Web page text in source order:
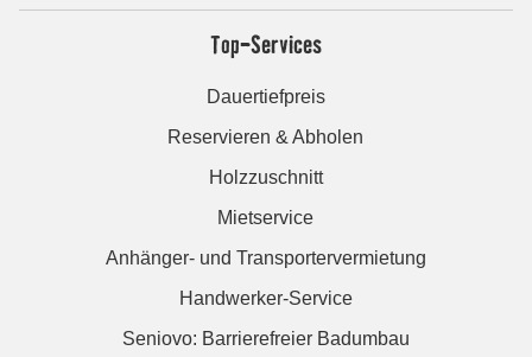
Top-Services
Dauertiefpreis
Reservieren & Abholen
Holzzuschnitt
Mietservice
Anhänger- und Transportervermietung
Handwerker-Service
Seniovo: Barrierefreier Badumbau